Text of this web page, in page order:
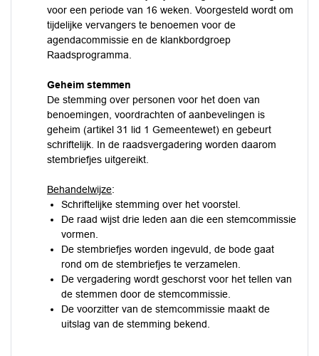
voor een periode van 16 weken. Voorgesteld wordt om
tijdelijke vervangers te benoemen voor de
agendacommissie en de klankbordgroep
Raadsprogramma.
Geheim stemmen
De stemming over personen voor het doen van
benoemingen, voordrachten of aanbevelingen is
geheim (artikel 31 lid 1 Gemeentewet) en gebeurt
schriftelijk. In de raadsvergadering worden daarom
stembriefjes uitgereikt.
Behandelwijze:
Schriftelijke stemming over het voorstel.
De raad wijst drie leden aan die een stemcommissie
vormen.
De stembriefjes worden ingevuld, de bode gaat
rond om de stembriefjes te verzamelen.
De vergadering wordt geschorst voor het tellen van
de stemmen door de stemcommissie.
De voorzitter van de stemcommissie maakt de
uitslag van de stemming bekend.